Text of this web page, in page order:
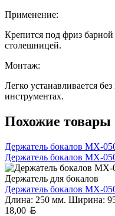
Применение:
Крепится под фриз
столешницей.
Монтаж:
Легко устанавливается
инструментах.
Похожие товары
Держатель бокалов MX-
Держатель бокалов MX-
Держатель для бокалов
Держатель бокалов MX-
Длина: 250 мм. Ширина:
18,00